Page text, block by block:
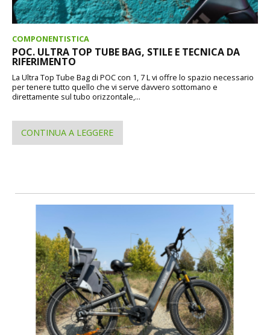
COMPONENTISTICA
POC. ULTRA TOP TUBE BAG, STILE E TECNICA DA
RIFERIMENTO
La Ultra Top Tube Bag di POC con 1, 7 L vi offre lo spazio necessario
per tenere tutto quello che vi serve davvero sottomano e
direttamente sul tubo orizzontale,...
CONTINUA A LEGGERE